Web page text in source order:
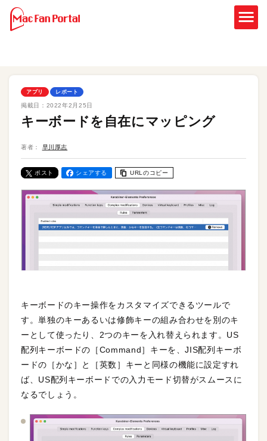
アプリ レポート
掲載日： 2022年2月25日
キーボードを自在にマッピング
著者： 早川厚志
ポスト シェアする URLのコピー
キーボードのキー操作をカスタマイズできるツールで
す。単独のキーあるいは修飾キーの組み合わせを別のキ
ーとして使ったり、2つのキーを入れ替えられます。US
配列キーボードの［Command］キーを、JIS配列キーボ
ードの［かな］と［英数］キーと同様の機能に設定すれ
ば、US配列キーボードでの入力モード切替がスムースに
なるでしょう。